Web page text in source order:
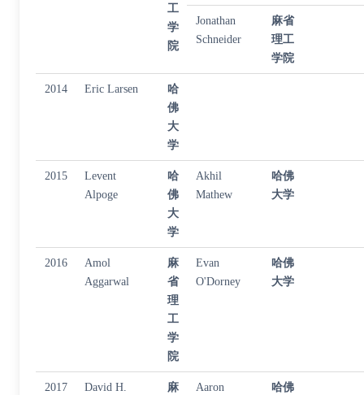
工
学
院
Jonathan
Schneider
麻省
理工
学院
2014 Eric Larsen
哈
佛
大
学
2015
Levent
Alpoge
哈
佛
大
学
Akhil
Mathew
哈佛
大学
2016
Amol
Aggarwal
麻
省
理
工
学
院
Evan
O'Dorney
哈佛
大学
2017
David H.
麻
Aaron
哈佛